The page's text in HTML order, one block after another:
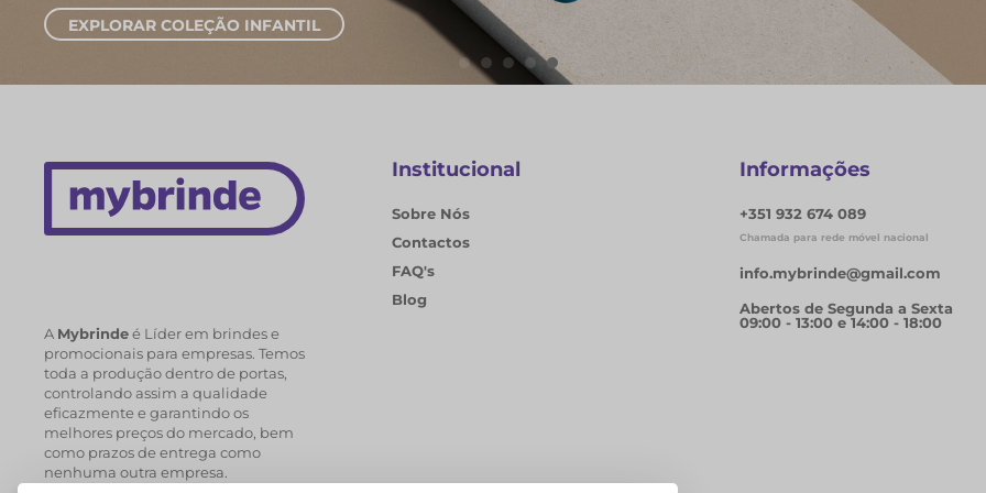
EXPLORAR COLEÇÃO INFANTIL
A Mybrindeé Líder em brindes e
promocionais para empresas. Temos
toda a produção dentro de portas,
controlando assim a qualidade
eficazmente e garantindo os
melhores preços do mercado, bem
como prazos de entrega como
nenhuma outra empresa.
Institucional
Sobre Nós
Contactos
FAQ's
Blog
Informações
+351 932 674 089
Chamada para rede móvel nacional
info.mybrinde@gmail.com
Abertos de Segunda a Sexta
09:00 - 13:00 e 14:00 - 18:00